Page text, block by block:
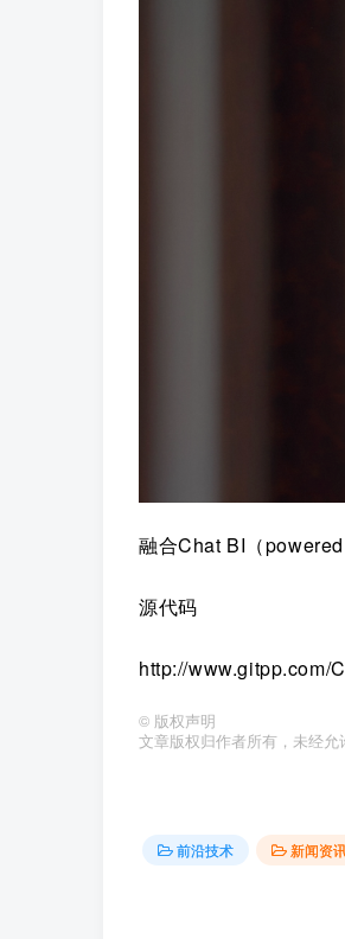
融合Chat BI（
源代码
http://www.gitpp.com/
© 版权声明
文章版权归作者所有，未经允
前沿技术 新闻资